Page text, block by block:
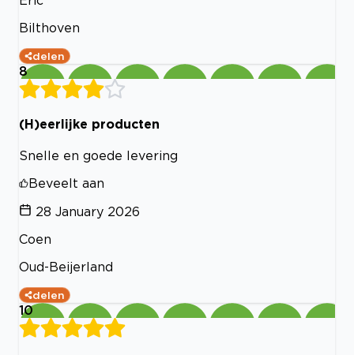
Bilthoven
delen
8
(H)eerlijke producten
Snelle en goede levering
Beveelt aan
28 January 2026
Coen
Oud-Beijerland
delen
10